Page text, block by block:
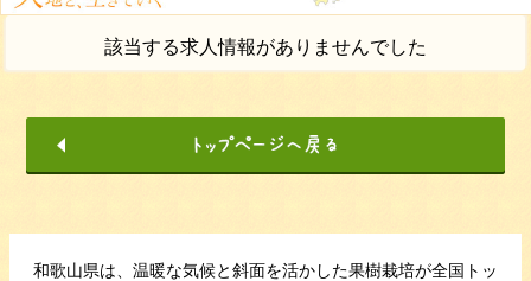
該当する求人情報がありませんでした
和歌山県は、温暖な気候と斜面を活かした果樹栽培が全国トッ